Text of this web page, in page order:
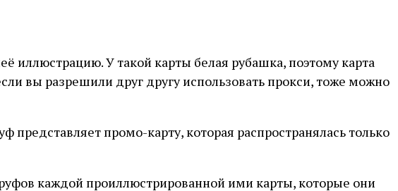
иллюстрацию. У такой карты белая рубашка, поэтому карта
вы разрешили друг другу использовать прокси, тоже можно
промо-карту, которая распространялась только
каждой проиллюстрированной ими карты, которые они